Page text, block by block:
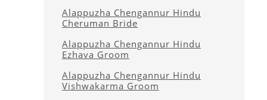
Alappuzha Chengannur Hindu
Cheruman Bride
Alappuzha Chengannur Hindu
Ezhava Groom
Alappuzha Chengannur Hindu
Vishwakarma Groom